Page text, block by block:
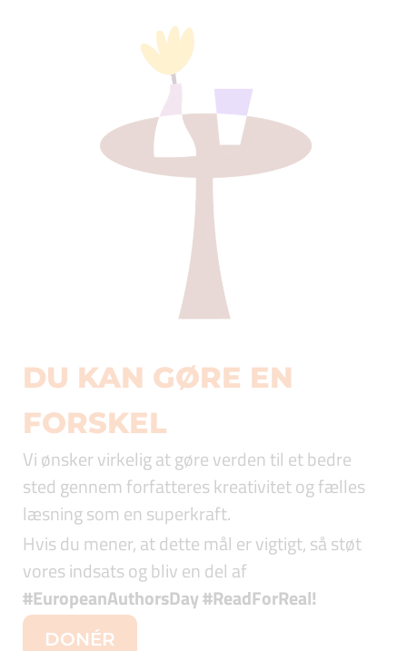
DU KAN GØRE EN
FORSKEL
Vi ønsker virkelig at gøre verden til et bedre
sted gennem forfatteres kreativitet og fælles
læsning som en superkraft.
Hvis du mener, at dette mål er vigtigt, så støt
vores indsats og bliv en del af
#EuropeanAuthorsDay #ReadForReal!
DONÉR